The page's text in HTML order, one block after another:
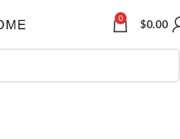
0 $0.00